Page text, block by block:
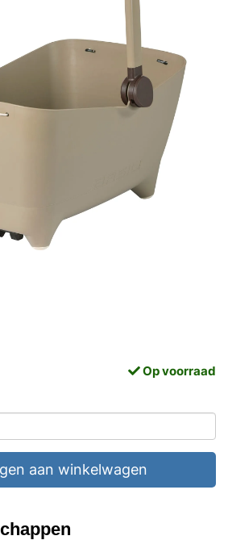
Op voorraad
aan winkelwagen